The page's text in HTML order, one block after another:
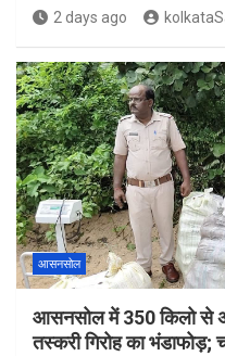
2 days ago
आसनसोल
आसनसोल में 350 किलो से
तस्करी गिरोह का भंडाफोड़;